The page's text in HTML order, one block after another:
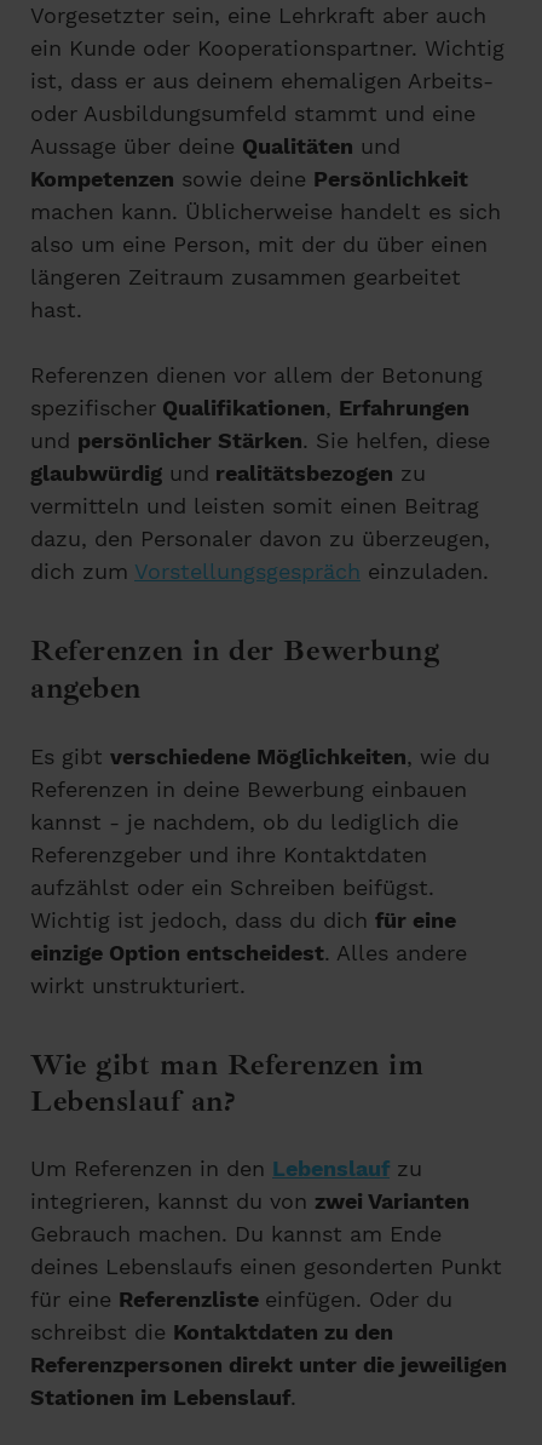
Vorgesetzter sein, eine Lehrkraft aber auch
ein Kunde oder Kooperationspartner. Wichtig
ist, dass er aus deinem ehemaligen Arbeits-
oder Ausbildungsumfeld stammt und eine
Aussage über deine Qualitäten und
Kompetenzen sowie deine Persönlichkeit
machen kann. Üblicherweise handelt es sich
also um eine Person, mit der du über einen
längeren Zeitraum zusammen gearbeitet
hast.
Referenzen dienen vor allem der Betonung
spezifischer Qualifikationen, Erfahrungen
und persönlicher Stärken. Sie helfen, diese
glaubwürdig und realitätsbezogen zu
vermitteln und leisten somit einen Beitrag
dazu, den Personaler davon zu überzeugen,
dich zum Vorstellungsgespräch einzuladen.
Referenzen in der Bewerbung
angeben
Es gibt verschiedene Möglichkeiten, wie du
Referenzen in deine Bewerbung einbauen
kannst - je nachdem, ob du lediglich die
Referenzgeber und ihre Kontaktdaten
aufzählst oder ein Schreiben beifügst.
Wichtig ist jedoch, dass du dich für eine
einzige Option entscheidest. Alles andere
wirkt unstrukturiert.
Wie gibt man Referenzen im
Lebenslauf an?
Um Referenzen in den Lebenslauf zu
integrieren, kannst du von zwei Varianten
Gebrauch machen. Du kannst am Ende
deines Lebenslaufs einen gesonderten Punkt
für eine Referenzliste einfügen. Oder du
schreibst die Kontaktdaten zu den
Referenzpersonen direkt unter die jeweiligen
Stationen im Lebenslauf.